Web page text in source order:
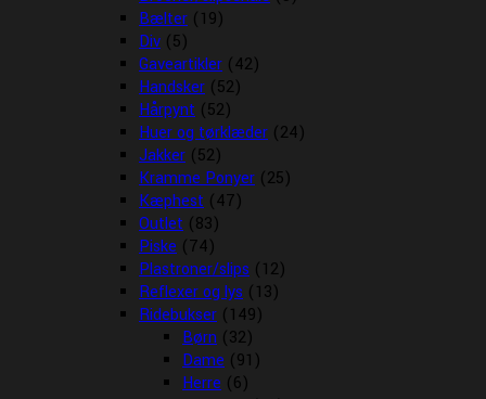
Bælter (19)
Div (5)
Gaveartikler (42)
Handsker (52)
Hårpynt (52)
Huer og tørklæder (24)
Jakker (52)
Kramme Ponyer (25)
Kæphest (47)
Outlet (83)
Piske (74)
Plastroner/slips (12)
Reflexer og lys (13)
Ridebukser (149)
Børn (32)
Dame (91)
Herre (6)